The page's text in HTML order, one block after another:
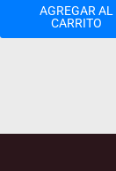
AGREGAR AL
CARRITO